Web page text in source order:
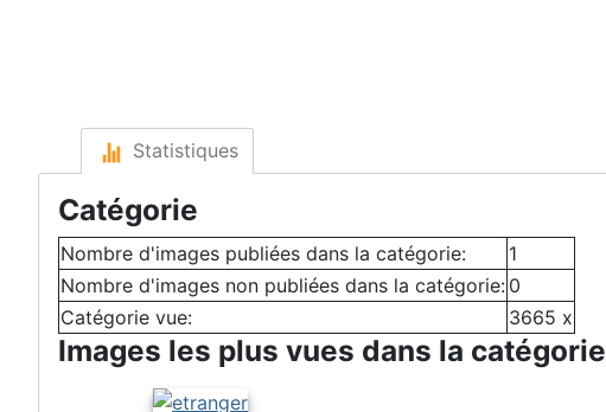
Statistiques
Catégorie
Nombre d'images publiées dans la catégorie:
1
Nombre d'images non publiées dans la catégorie: 0
Catégorie vue:
3665 x
Images les plus vues dans la catégorie